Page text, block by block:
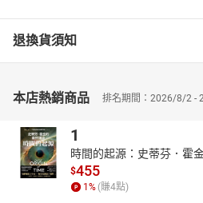
退換貨須知
本店熱銷商品 排名期間：2026/8/2 -
1
時間的起源：史蒂芬．霍
$455
1% (賺4點)